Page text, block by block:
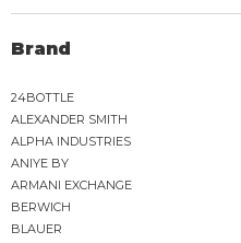
Brand
24BOTTLE
ALEXANDER SMITH
ALPHA INDUSTRIES
ANIYE BY
ARMANI EXCHANGE
BERWICH
BLAUER